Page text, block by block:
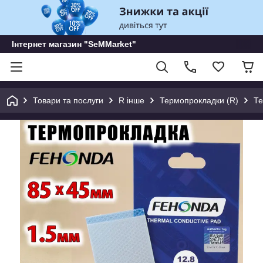
Інтернет магазин "SeMMarket"
Товари та послуги R інше Термопрокладки (R)